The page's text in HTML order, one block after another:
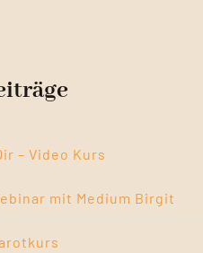
– Video Kurs
mit Medium Birgit